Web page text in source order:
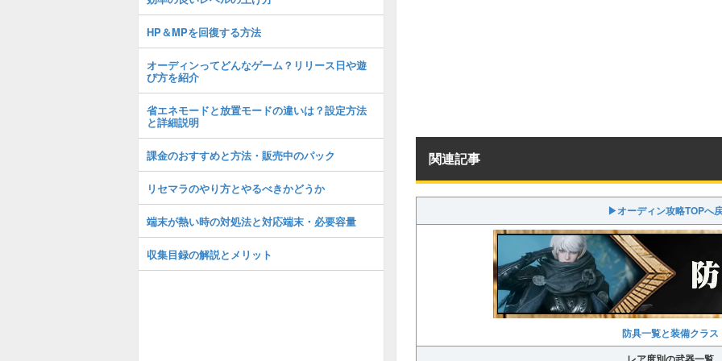
関連記事
▶オーディン攻略TOPへ
防具一覧と装備クラス
HP＆MPを回復する方法
オーディンってどんなゲーム？リリース日や遊
び方を紹介
省エネモードと放置モードの違いは？設定方法
と詳細説明
課金のおすすめと方法・販売中のパック
リセマラのやり方とやるべきかどうか
端末が熱い時の対処法と対応端末・必要容量
収集目録の解説とメリット